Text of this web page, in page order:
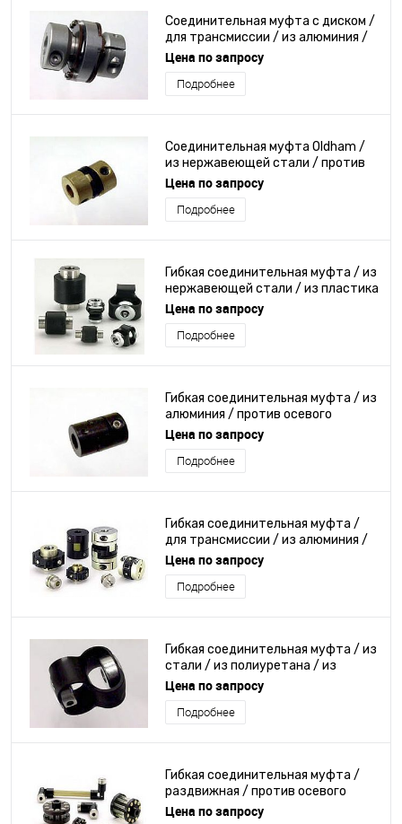
Соединительная муфта с диском /
для трансмиссии / из алюминия /
против осевого смещения
Цена по запросу
Подробнее
Соединительная муфта Oldham /
из нержавеющей стали / против
осевого смещения / раздвижная
Цена по запросу
Подробнее
Гибкая соединительная муфта / из
нержавеющей стали / из пластика
/ против осевого смещения
Цена по запросу
Подробнее
Гибкая соединительная муфта / из
алюминия / против осевого
смещения / ступица вала
Цена по запросу
Подробнее
Гибкая соединительная муфта /
для трансмиссии / из алюминия /
из нержавеющей стали
Цена по запросу
Подробнее
Гибкая соединительная муфта / из
стали / из полиуретана / из
пластика
Цена по запросу
Подробнее
Гибкая соединительная муфта /
раздвижная / против осевого
смещения / с фланцем
Цена по запросу